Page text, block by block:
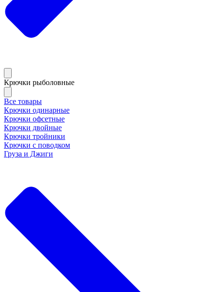
Крючки рыболовные
Все товары
Крючки одинарные
Крючки офсетные
Крючки двойные
Крючки тройники
Крючки с поводком
Груза и Джиги